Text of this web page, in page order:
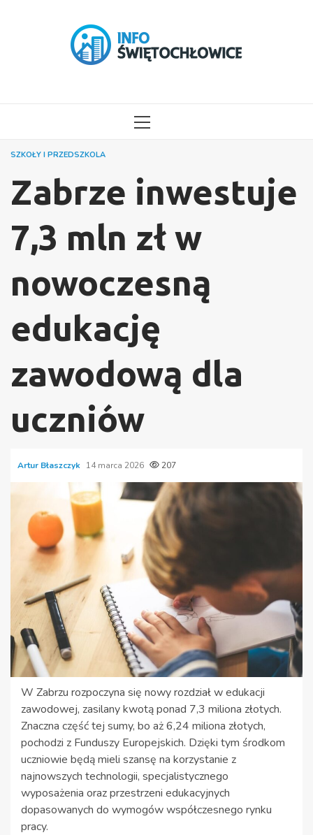
MENU
SZKOŁY I PRZEDSZKOLA
Zabrze inwestuje
7,3 mln zł w
nowoczesną
edukację
zawodową dla
uczniów
Artur Błaszczyk 14 marca 2026 207
W Zabrzu rozpoczyna się nowy rozdział w edukacji
zawodowej, zasilany kwotą ponad 7,3 miliona złotych.
Znaczna część tej sumy, bo aż 6,24 miliona złotych,
pochodzi z Funduszy Europejskich. Dzięki tym środkom
uczniowie będą mieli szansę na korzystanie z
najnowszych technologii, specjalistycznego
wyposażenia oraz przestrzeni edukacyjnych
dopasowanych do wymogów współczesnego rynku
pracy.